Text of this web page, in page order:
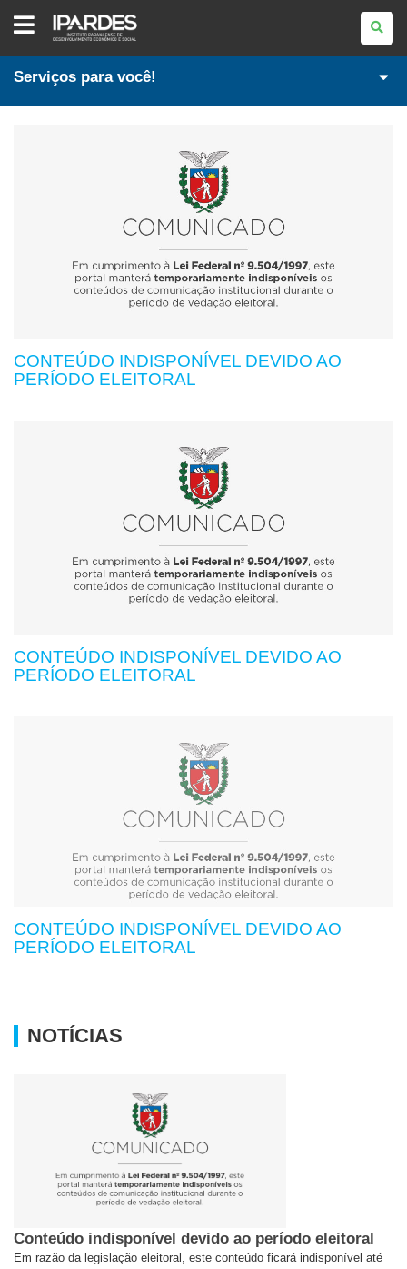
IPARDES
INSTITUTO
PARANAENSE
DE
DESENVOLVIMENTO
E
Serviços para você!
CONTEÚDO INDISPONÍVEL DEVIDO AO
PERÍODO ELEITORAL
CONTEÚDO INDISPONÍVEL DEVIDO AO
PERÍODO ELEITORAL
CONTEÚDO INDISPONÍVEL DEVIDO AO
PERÍODO ELEITORAL
NOTÍCIAS
Conteúdo indisponível devido ao período eleitoral
Em razão da legislação eleitoral, este conteúdo ficará indisponível até